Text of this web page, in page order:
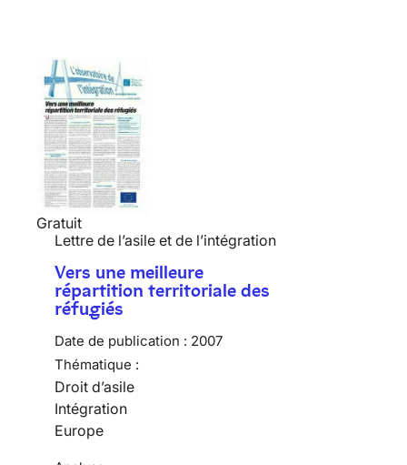
Gratuit
Lettre de l’asile et de l’intégration
Vers une meilleure
répartition territoriale des
réfugiés
Date de publication : 2007
Thématique :
Droit d’asile
Intégration
Europe